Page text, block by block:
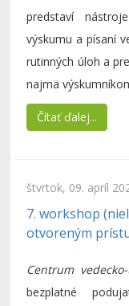
predstaví
výskumu a písaní
rutinných úloh a
najmä
Čítať ďalej...
štvrtok, 09. apríl
7. workshop
otvoreným
Centrum
bezplatné